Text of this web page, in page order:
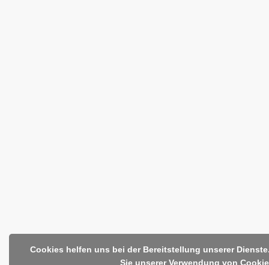
Cookies helfen uns bei der Bereitstellung unserer
Sie unserer Verwendung von